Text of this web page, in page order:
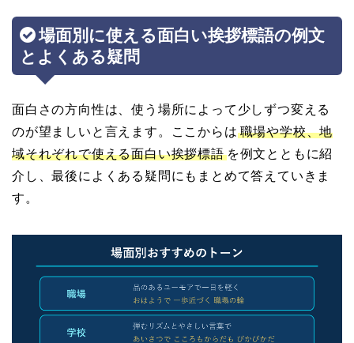
場面別に使える面白い挨拶標語の例文
とよくある疑問
面白さの方向性は、使う場所によって少しずつ変える
のが望ましいと言えます。ここからは 職場や学校、地
域それぞれで使える面白い挨拶標語を例文とともに紹
介し、最後によくある疑問にもまとめて答えていきま
す。